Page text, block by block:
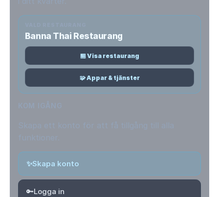
Banna Thai Restaurang
🏪 Visa restaurang
🧩 Appar & tjänster
✨Skapa konto
🔑Logga in